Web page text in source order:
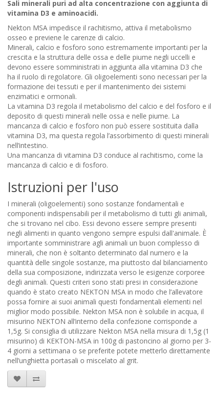
Sali minerali puri ad alta concentrazione con aggiunta di
vitamina D3 e aminoacidi.
Nekton MSA impedisce il rachitismo, attiva il metabolismo
osseo e previene le carenze di calcio.
Minerali, calcio e fosforo sono estremamente importanti per la
crescita e la struttura delle ossa e delle piume negli uccelli e
devono essere somministrati in aggiunta alla vitamina D3 che
ha il ruolo di regolatore. Gli oligoelementi sono necessari per la
formazione dei tessuti e per il mantenimento dei sistemi
enzimatici e ormonali.
La vitamina D3 regola il metabolismo del calcio e del fosforo e il
deposito di questi minerali nelle ossa e nelle piume. La
mancanza di calcio e fosforo non può essere sostituita dalla
vitamina D3, ma questa regola l’assorbimento di questi minerali
nell’intestino.
Una mancanza di vitamina D3 conduce al rachitismo, come la
mancanza di calcio e di fosforo.
Istruzioni per l'uso
I minerali (oligoelementi) sono sostanze fondamentali e
componenti indispensabili per il metabolismo di tutti gli animali,
che si trovano nel cibo. Essi devono essere sempre presenti
negli alimenti in quanto vengono sempre espulsi dall'animale. È
importante somministrare agli animali un buon complesso di
minerali, che non è soltanto determinato dal numero e la
quantità delle singole sostanze, ma piuttosto dal bilanciamento
della sua composizione, indirizzata verso le esigenze corporee
degli animali. Questi criteri sono stati presi in considerazione
quando è stato creato NEKTON MSA in modo che l’allevatore
possa fornire ai suoi animali questi fondamentali elementi nel
miglior modo possibile. Nekton MSA non è solubile in acqua, il
misurino NEKTON all’interno della confezione corrisponde a
1,5g. Si consiglia di utilizzare Nekton MSA nella misura di 1,5g (1
misurino) di KEKTON-MSA in 100g di pastoncino al giorno per 3-
4 giorni a settimana o se preferite potete metterlo direttamente
nell’unghietta portasali o miscelato al grit.